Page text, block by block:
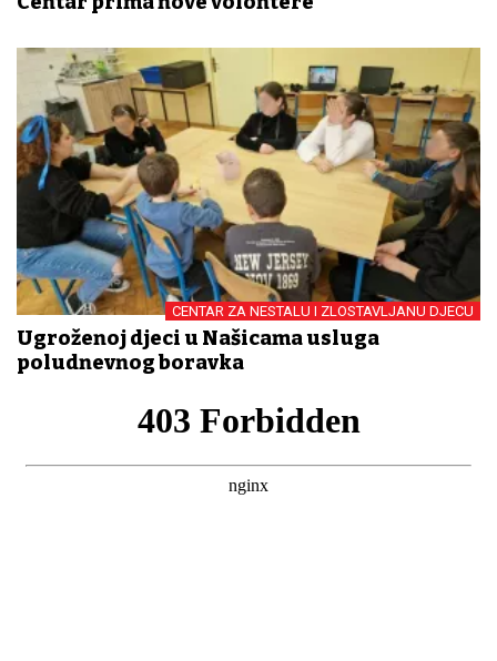
CENTAR ZA NESTALU I ZLOSTAVLJANU DJECU
Ugroženoj djeci u Našicama usluga
poludnevnog boravka